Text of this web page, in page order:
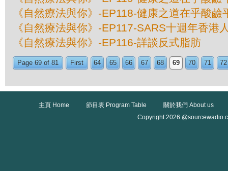
《自然療法與你》-EP118-健康之道在乎酸鹼
《自然療法與你》-EP117-SARS十週年香港
《自然療法與你》-EP116-詳談反式脂肪
Page 69 of 81 First 64 65 66 67 68 69 70 71 72
主頁 Home 節目表 Program Table
關於我們 About us
Copyright 2026